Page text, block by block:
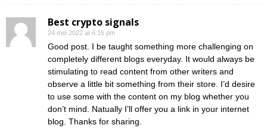
Best crypto signals
24 mei 2022 at 6:16 pm
Good post. I be taught something more challenging on
completely different blogs everyday. It would always be
stimulating to read content from other writers and
observe a little bit something from their store. I’d desire
to use some with the content on my blog whether you
don’t mind. Natually I’ll offer you a link in your internet
blog. Thanks for sharing.